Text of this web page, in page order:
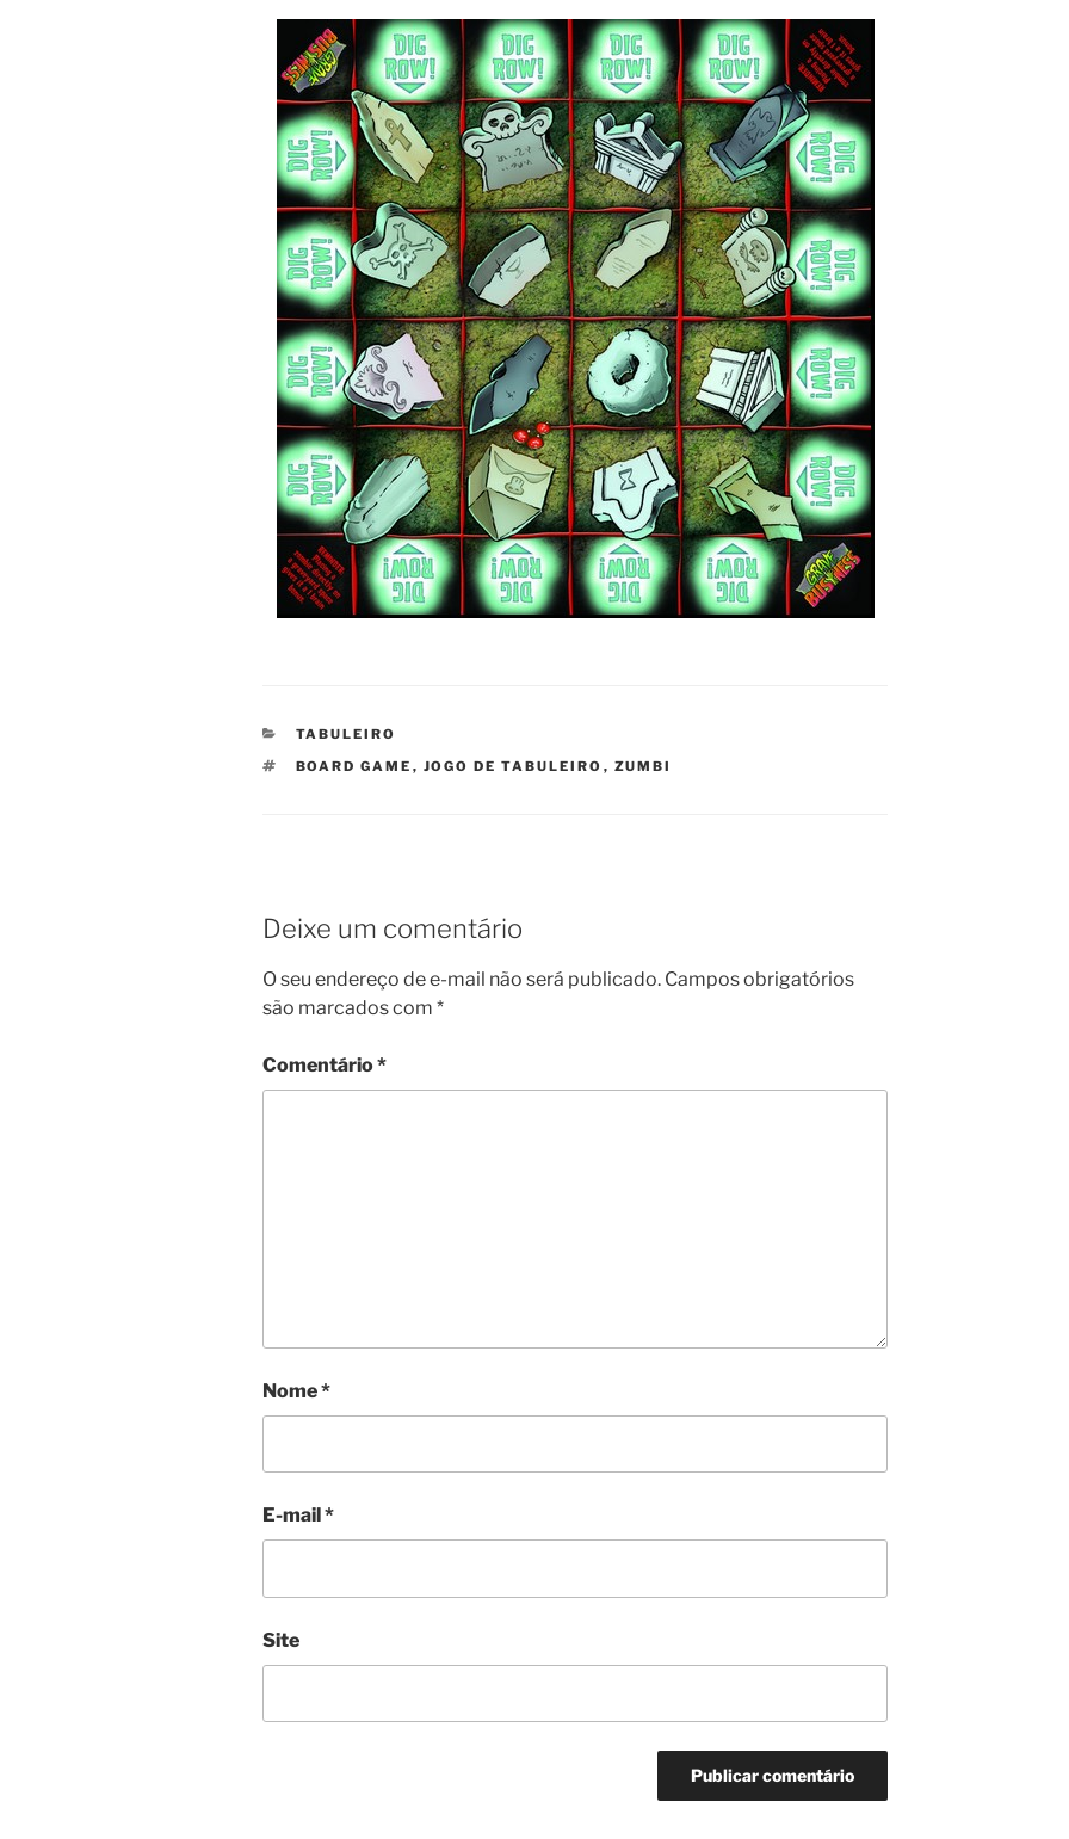
CATEGORIAS
TABULEIRO
TAGS
BOARD GAME , JOGO DE TABULEIRO , ZUMBI
Deixe um comentário
O seu endereço de e-mail não será publicado. Campos obrigatórios
são marcados com *
Comentário*
Nome*
E-mail*
Site